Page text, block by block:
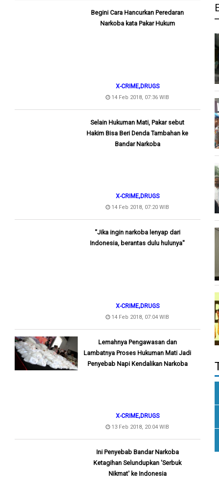
Begini Cara Hancurkan Peredaran
Narkoba kata Pakar Hukum
X-CRIME,DRUGS
14 Feb 2018, 07:36 WIB
Selain Hukuman Mati, Pakar sebut
Hakim Bisa Beri Denda Tambahan ke
Bandar Narkoba
X-CRIME,DRUGS
14 Feb 2018, 07:20 WIB
"Jika ingin narkoba lenyap dari
Indonesia, berantas dulu hulunya"
X-CRIME,DRUGS
14 Feb 2018, 07:04 WIB
Lemahnya Pengawasan dan
Lambatnya Proses Hukuman Mati Jadi
Penyebab Napi Kendalikan Narkoba
X-CRIME,DRUGS
13 Feb 2018, 20:04 WIB
Ini Penyebab Bandar Narkoba
Ketagihan Selundupkan 'Serbuk
Nikmat' ke Indonesia